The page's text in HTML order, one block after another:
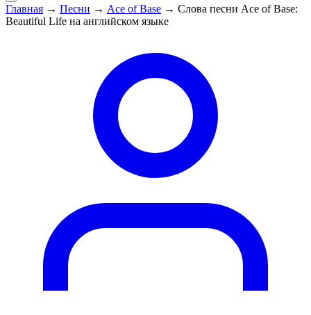
Главная → Песни → Ace of Base → Слова песни Ace of Base:
Beautiful Life на английском языке